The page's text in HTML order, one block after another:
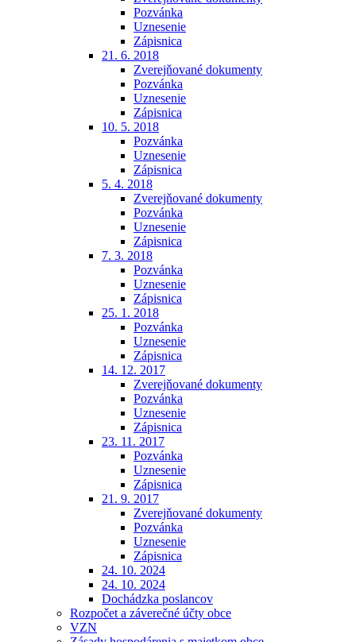
Pozvánka
Uznesenie
Zápisnica
21. 6. 2018
Zverejňované dokumenty
Pozvánka
Uznesenie
Zápisnica
10. 5. 2018
Pozvánka
Uznesenie
Zápisnica
5. 4. 2018
Zverejňované dokumenty
Pozvánka
Uznesenie
Zápisnica
7. 3. 2018
Pozvánka
Uznesenie
Zápisnica
25. 1. 2018
Pozvánka
Uznesenie
Zápisnica
14. 12. 2017
Zverejňované dokumenty
Pozvánka
Uznesenie
Zápisnica
23. 11. 2017
Pozvánka
Uznesenie
Zápisnica
21. 9. 2017
Zverejňované dokumenty
Pozvánka
Uznesenie
Zápisnica
24. 10. 2024
24. 10. 2024
Dochádzka poslancov
Rozpočet a záverečné účty obce
VZN